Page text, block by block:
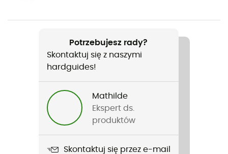
Nazwa produktu
100% textile
Twardość podeszwy
Potrzebujesz rady?
Skontaktuj się z naszymi
hardguides!
Mathilde
Ekspert ds.
produktów
Skontaktuj się przez e-mail